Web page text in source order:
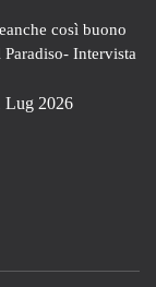
così buono
Intervista
Lug 2026